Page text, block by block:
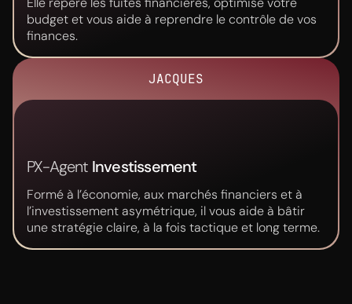
budget et vous aide à reprendre le contrôle de vos
finances.
JACQUES
PX-Agent Investissement
Formé à l’économie, aux marchés financiers et à
l’investissement asymétrique, il vous aide à bâtir
une stratégie claire, à la fois tactique et long terme.
600 €. Et 40 % de l’argent versé va travailler
tout seul en suivant !